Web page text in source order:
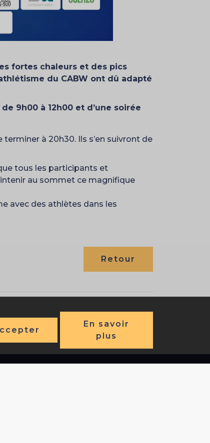
En savoir
plus
fortes chaleurs et des pics
du CABW ont dû adapté
9h00 à 12h00 et d’une soirée
à 20h30. Ils s’en suivront de
tous les participants et
au sommet ce magnifique
avec des athlètes dans les
Retour